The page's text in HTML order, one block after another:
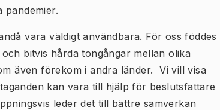
pandemier.
vara väldigt användbara. För oss föddes
bitvis hårda tongångar mellan olika
även förekom i andra länder. Vi vill visa
kan vara till hjälp för beslutsfattare
leder det till bättre samverkan